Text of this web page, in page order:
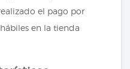
el pago por
en la tienda